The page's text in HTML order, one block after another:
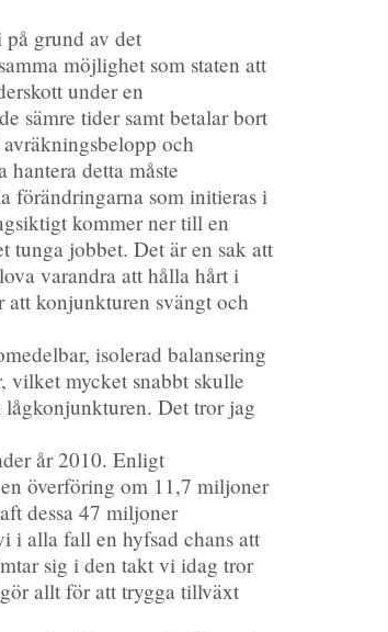
på grund av det
möjlighet som staten att
under en
sämre tider samt betalar bort
och
detta måste
förändringarna som initieras i
kommer ner till en
tunga jobbet. Det är en sak att
varandra att hålla hårt i
konjunkturen svängt och
isolerad balansering
vilket mycket snabbt skulle
lågkonjunkturen. Det tror jag
år 2010. Enligt
överföring om 11,7 miljoner
dessa 47 miljoner
i alla fall en hyfsad chans att
sig i den takt vi idag tror
allt för att trygga tillväxt